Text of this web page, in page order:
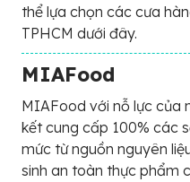
thể lựa chọn các cưa
TPHCM dưới đây.
MIAFood
MIAFood với nỗ lực của
kết cung cấp 100% các
mức từ nguồn nguyên
sinh an toàn thực phẩm